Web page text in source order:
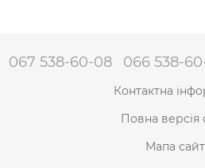
067 538-60-08 066 538-
Контактна
Повна версія
Мапа